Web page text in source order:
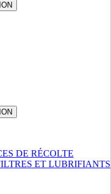
DE RÉCOLTE
ET LUBRIFIANTS
AFFICHER TOUT